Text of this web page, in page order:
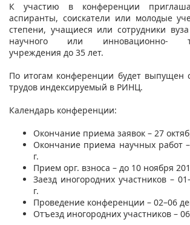
К участию в конференции
аспиранты, соискатели или молодые
степени, учащиеся или сотрудники
научного или инновационно-
учреждения до 35 лет.
По итогам конференции будет выпущен
трудов индексируемый в РИНЦ.
Календарь конференции:
Окончание приема заявок – 27
Окончание приема научных работ
г.
Прием орг. взноса – до 10 ноября
Заезд иногородних участников –
г.
Проведение конференции – 02–06
Отъезд иногородних участников –